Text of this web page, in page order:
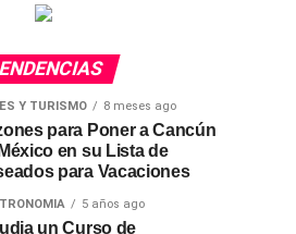
Y TURISMO 8 meses ago
para Poner a Cancún
en su Lista de
para Vacaciones
5 años ago
un Curso de